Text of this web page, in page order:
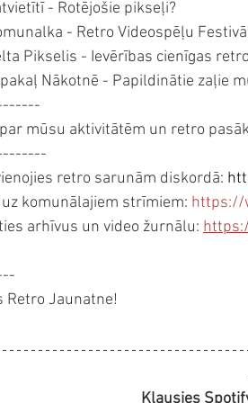
- Rotējošie pikseļi?
- Retro Videospēļu
Pikselis - Ievērības cienīgas
Nākotnē - Papildinātie zaļie
mūsu aktivitātēm un retro
retro sarunām diskordā:
uz komunālajiem strīmiem: https://
arhīvus un video žurnālu:
Retro Jaunatne!
Klausies